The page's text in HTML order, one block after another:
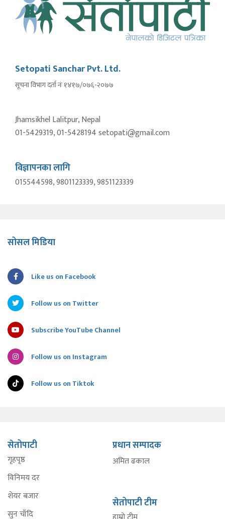
Setopati Sanchar Pvt. Ltd.
सूचना विभाग दर्ता नंः १४१७/०७६-२०७७
Jhamsikhel Lalitpur, Nepal
01-5429319, 01-5428194 setopati@gmail.com
विज्ञापनका लागि
015544598, 9801123339, 9851123339
सोसल मिडिया
Like us on Facebook
Follow us on Twitter
Subscribe YouTube Channel
Follow us on Instagram
Follow us on Tiktok
सेतोपाटी
गृहपृष्ठ
विनिमय दर
शेयर बजार
सुन चाँदि
प्रधान सम्पादक
अमित ढकाल
सेतोपाटी टीम